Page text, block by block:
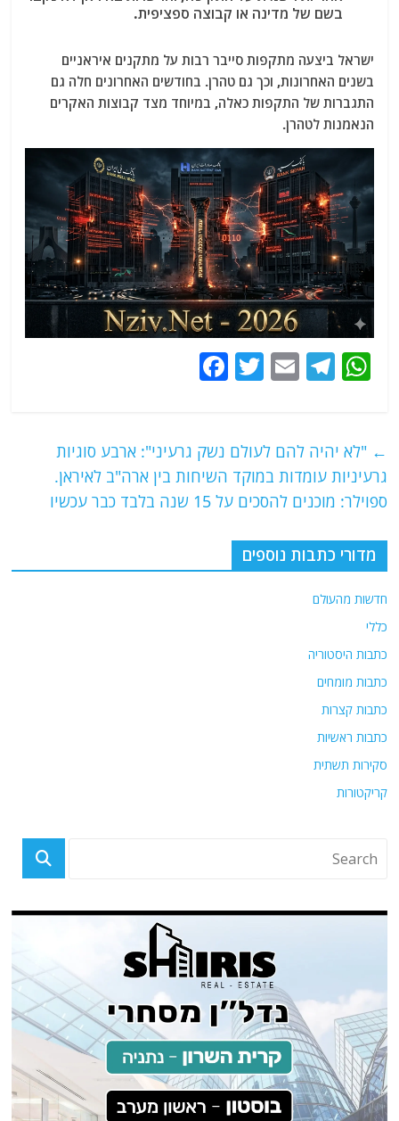
בשם של מדינה או קבוצה ספציפית.
ישראל ביצעה מתקפות סייבר רבות על מתקנים איראניים
בשנים האחרונות, וכך גם טהרן. בחודשים האחרונים חלה גם
התגברות של התקפות כאלה, במיוחד מצד קבוצות האקרים
הנאמנות לטהרן.
W
s
A
p
p
T
g
ra
m
E
l
T
er
e
b
o
k
← "לא יהיה להם לעולם נשק גרעיני": ארבע סוגיות
גרעיניות עומדות במוקד השיחות בין ארה"ב לאיראן.
ספוילר: מוכנים להסכים על 15 שנה בלבד כבר עכשיו
מדורי כתבות נוספים
חדשות מהעולם
כללי
כתבות היסטוריה
כתבות מומחים
כתבות קצרות
כתבות ראשיות
סקירות תשתית
קריקטורות